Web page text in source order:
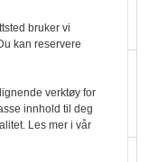
måned
bruker vi
kan reservere
verktøy for
innhold til deg
Les mer i vår